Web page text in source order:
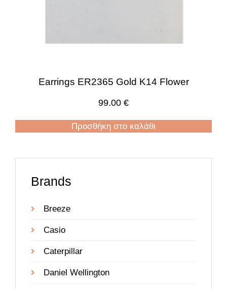
Earrings ER2365 Gold K14 Flower
99.00 €
Προσθήκη στο καλάθι
Brands
Breeze
Casio
Caterpillar
Daniel Wellington